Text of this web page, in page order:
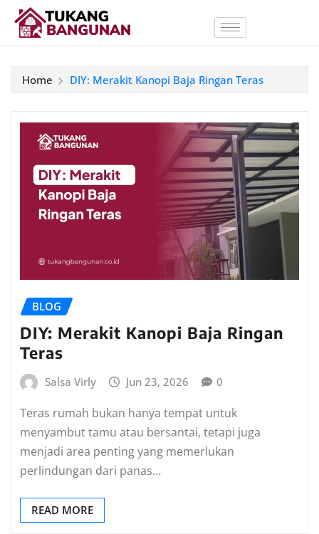
Home DIY: Merakit Kanopi Baja Ringan Teras
BLOG
DIY: Merakit Kanopi Baja Ringan
Teras
Salsa Virly Jun 23, 2026 0
Teras rumah bukan hanya tempat untuk
menyambut tamu atau bersantai, tetapi juga
menjadi area penting yang memerlukan
perlindungan dari panas…
READ MORE